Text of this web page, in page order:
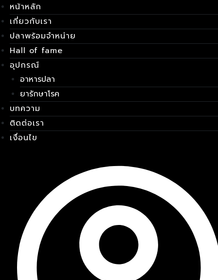
Skip
to
content
หน้าหลัก
เกี่ยวกับเรา
ปลาพร้อมจำหน่าย
Hall of fame
อุปกรณ์
อาหารปลา
ยารักษาโรค
บทความ
ติดต่อเรา
เงื่อนไข
เมนู